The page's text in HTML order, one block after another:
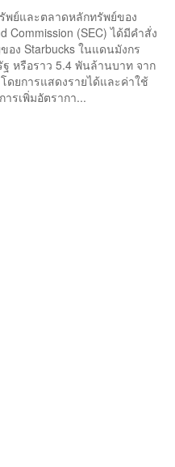
ย์และตลาดหลักทรัพย์ของ
Commission (SEC) ได้มีคำสั่ง
อง Starbucks ในแดนมังกร
หรือราว 5.4 พันล้านบาท จาก
ยการแสดงรายได้และค่าใช้
รเพิ่มอัตรากา...